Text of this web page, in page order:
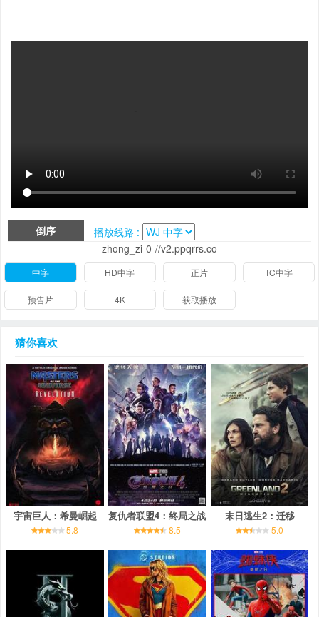
倒序
播放线路 :
zhong_zi-0-//v2.ppqrrs.co
中字 HD中字 正片 TC中字
预告片 4K 获取播放
猜你喜欢
宇宙巨人：希曼崛起
5.8
复仇者联盟4：终局之战
8.5
末日逃生2：迁移
5.0